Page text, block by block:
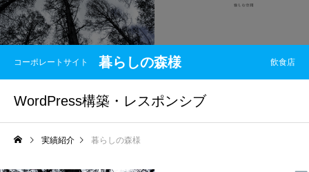
コーポレートサイト 暮らしの森様 飲食店
WordPress構築・レスポンシブ
実績紹介 暮らしの森様